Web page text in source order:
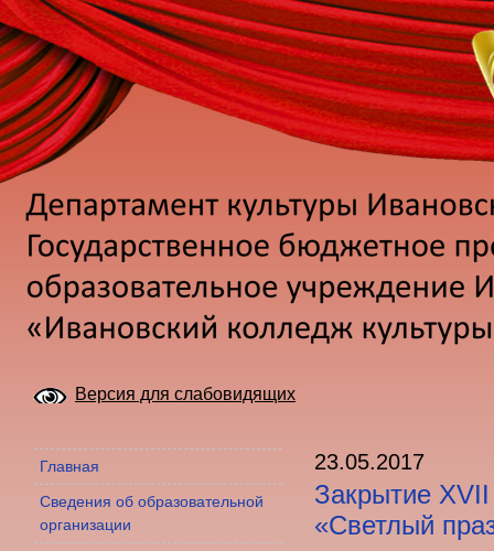
Версия для слабовидящих
Главная
Сведения об образовательной
организации
23.05.2017
Закрытие XVII
«Светлый